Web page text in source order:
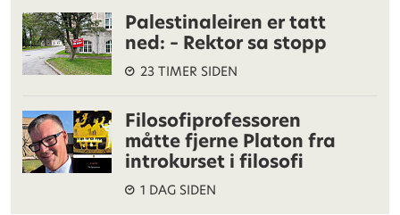
Palestinaleiren er tatt
ned: – Rektor sa stopp
23 TIMER SIDEN
Filosofiprofessoren
måtte fjerne Platon fra
introkurset i filosofi
1 DAG SIDEN